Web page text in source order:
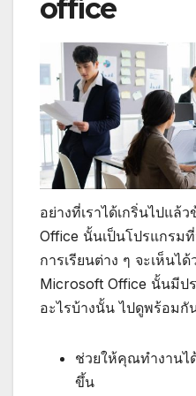
office
อย่างที่เราได้เกริ่นไปแล้
Office นั้นเป็นโปรแกรม
การเรียนต่าง ๆ จะเห็นไ
Microsoft Office นั้นมีป
อะไรบ้างนั้น ไปดูพร้อมกั
ช่วยให้คุณทำงานไ
ขึ้น